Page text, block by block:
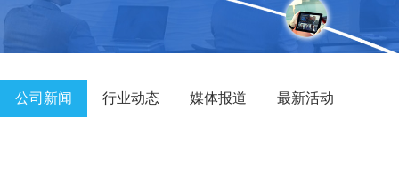
公司新闻 行业动态 媒体报道 最新活动